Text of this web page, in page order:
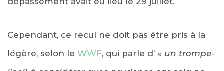
Cependant, ce recul ne doit pas être pris à la
légère, selon le WWF, qui parle d’ « un trompe-